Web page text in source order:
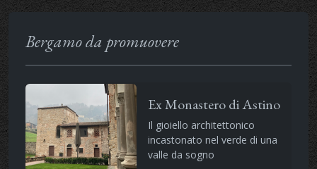
Bergamo da promuovere
Ex Monastero di Astino
Il gioiello architettonico
incastonato nel verde di una
valle da sogno